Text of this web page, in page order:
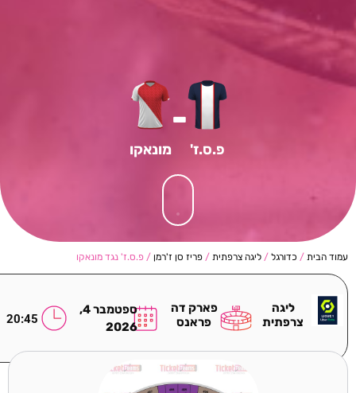
פ.ס.ז'
-
מונאקו
עמוד הבית / כדורגל / ליגה צרפתית / פריז סן ז'רמן / פ.ס.ז' נגד מונאקו
ליגה
צרפתית
פארק דה
פראנס
ספטמבר 4,
2026
20:45